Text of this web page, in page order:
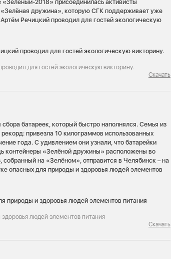
2018» присоединилась активисты
дружина», которую СГК поддерживает уже
Речицкий проводил для гостей экологическую
для гостей экологическую викторину.
Скачать
батареек, который быстро наполнялся. Семья из
привезла 10 килограммов использованных
года. С удивлением они узнали, что батарейки
контейнеры «Зелёной дружины» расположены во
собранный на «Зелёном», отправится в Челябинск – на
опасных для природы и здоровья людей элементов
людей элементов питания
Скачать